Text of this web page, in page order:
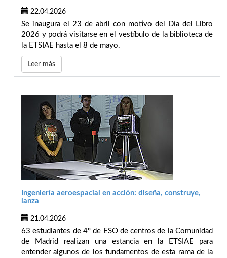
22.04.2026
Se inaugura el 23 de abril con motivo del Día del Libro
2026 y podrá visitarse en el vestíbulo de la biblioteca de
la ETSIAE hasta el 8 de mayo.
Leer más
Ingeniería aeroespacial en acción: diseña, construye,
lanza
21.04.2026
63 estudiantes de 4º de ESO de centros de la Comunidad
de Madrid realizan una estancia en la ETSIAE para
entender algunos de los fundamentos de esta rama de la